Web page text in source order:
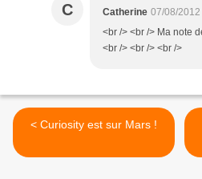
C Catherine 07/08/2012
<br /> <br /> Ma note
<br /> <br /> <br />
< Curiosity est sur Mars !